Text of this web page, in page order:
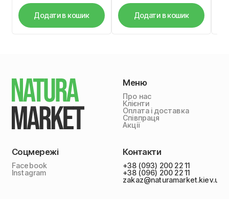
Додати в кошик Додати в кошик
Меню
Про нас
Клієнти
Оплата і доставка
Співпраця
Акції
Соцмережі
Facebook
Instagram
Контакти
+38 (093) 200 22 11
+38 (096) 200 22 11
zakaz@naturamarket.kiev.ua